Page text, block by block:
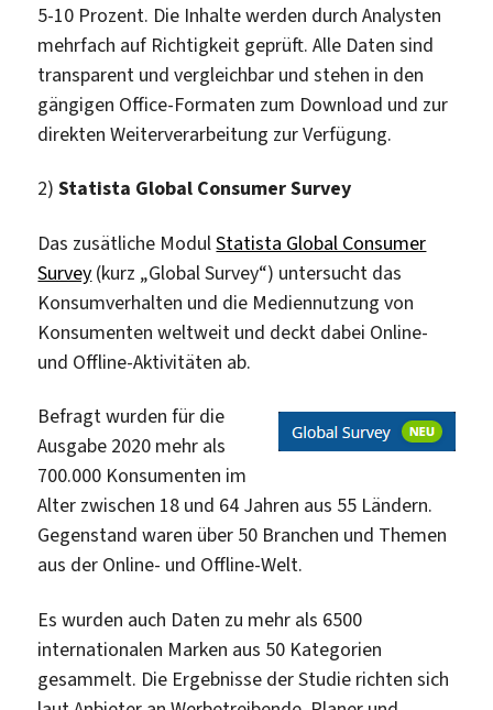
5-10 Prozent. Die Inhalte werden durch Analysten
mehrfach auf Richtigkeit geprüft. Alle Daten sind
transparent und vergleichbar und stehen in den
gängigen Office-Formaten zum Download und zur
direkten Weiterverarbeitung zur Verfügung.
2)Statista Global Consumer Survey
Das zusätliche ModulStatista Global Consumer
Survey (kurz „Global Survey“) untersucht das
Konsumverhalten und die Mediennutzung von
Konsumenten weltweit und deckt dabei Online-
und Offline-Aktivitäten ab.
Befragt wurden für die
Ausgabe 2020 mehr als
700.000 Konsumenten im
Alter zwischen 18 und 64 Jahren aus 55 Ländern.
Gegenstand waren über 50 Branchen und Themen
aus der Online- und Offline-Welt.
Es wurden auch Daten zu mehr als 6500
internationalen Marken aus 50 Kategorien
gesammelt. Die Ergebnisse der Studie richten sich